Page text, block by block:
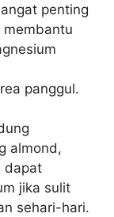
penting
panggul.
almond,
dapat
jika sulit
sehari-hari.